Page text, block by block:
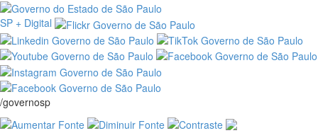
SP + Digital
/governosp